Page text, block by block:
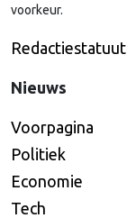
voorkeur.
Redactiestatuut
Nieuws
Voorpagina
Politiek
Economie
Tech